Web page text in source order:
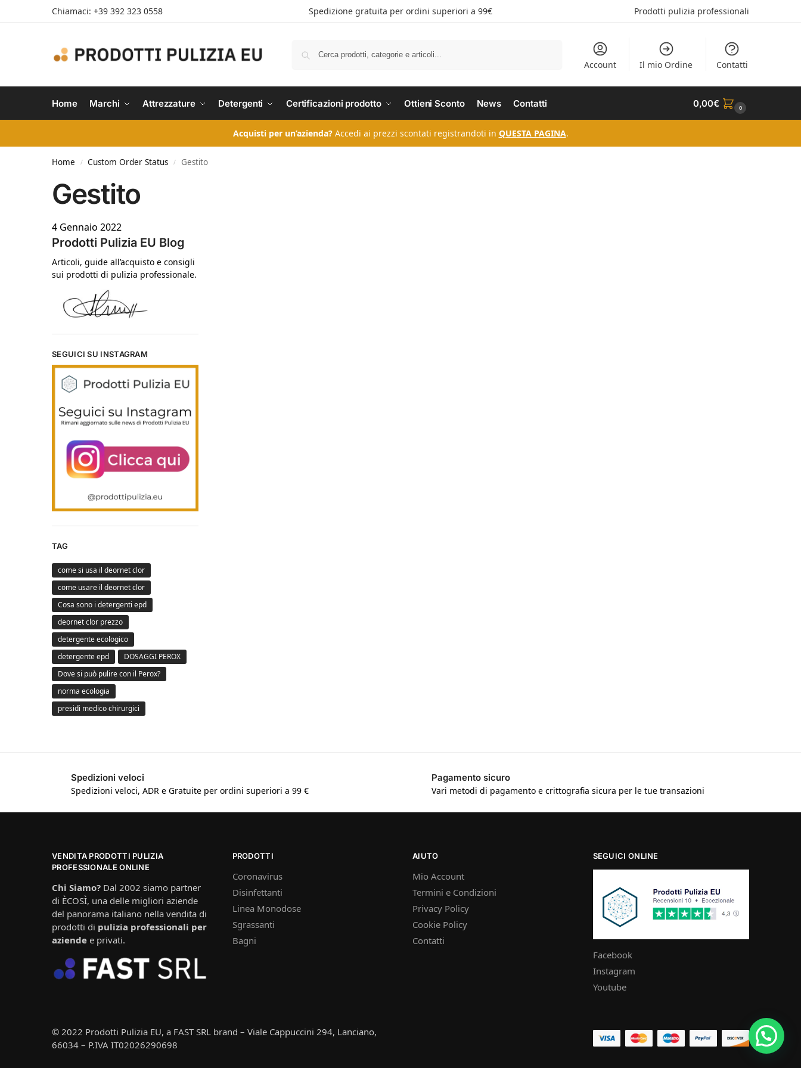
Chiamaci: +39 392 323 0558 Spedizione gratuita per ordini superiori a 99€ Prodotti pulizia professionali
Account Il mio Ordine Contatti
Home Marchi Attrezzature Detergenti Certificazioni prodotto Ottieni Sconto News Contatti 0,00€ 0
Acquisti per un’azienda?Accedi ai prezzi scontati registrandoti in QUESTA PAGINA.
Home / Custom Order Status / Gestito
Gestito
4 Gennaio 2022
Prodotti Pulizia EU Blog
Articoli, guide all’acquisto e consigli
sui prodotti di pulizia professionale.
SEGUICI SU INSTAGRAM
TAG
come si usa il deornet clor
come usare il deornet clor
Cosa sono i detergenti epd
deornet clor prezzo
detergente ecologico
detergente epd
DOSAGGI PEROX
Dove si può pulire con il Perox?
norma ecologia
presidi medico chirurgici
Spedizioni veloci
Spedizioni veloci, ADR e Gratuite per ordini superiori a 99 €
Pagamento sicuro
Vari metodi di pagamento e crittografia sicura per le tue transazioni
VENDITA PRODOTTI PULIZIA
PROFESSIONALE ONLINE
Chi Siamo? Dal 2002 siamo partner
di ÈCOSÌ, una delle migliori aziende
del panorama italiano nella vendita di
prodotti di pulizia professionali per
aziende e privati.
PRODOTTI
Coronavirus
Disinfettanti
Linea Monodose
Sgrassanti
Bagni
AIUTO
Mio Account
Termini e Condizioni
Privacy Policy
Cookie Policy
Contatti
SEGUICI ONLINE
Facebook
Instagram
Youtube
© 2022 Prodotti Pulizia EU, a FAST SRL brand – Viale Cappuccini 294, Lanciano,
66034 – P.IVA IT02026290698